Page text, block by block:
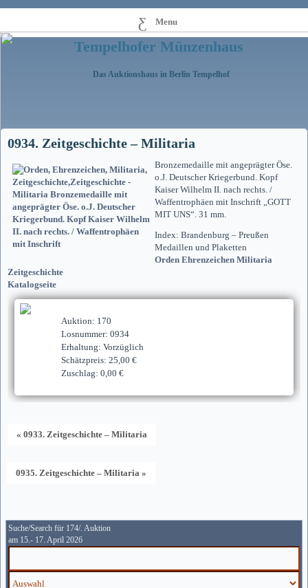
Menu
Tempelhofer Münzenhaus
Das Auktionshaus in Berlin Tempelhof
0934. Zeitgeschichte – Militaria
Bronzemedaille mit angeprägter Öse.
o.J. Deutscher Kriegerbund. Kopf
Kaiser Wilhelm II. nach rechts. /
Waffentrophäen mit Inschrift „GOTT
MIT UNS“. 31 mm.
Index: Brandenburg – Preußen
Medaillen und Plaketten
Orden Ehrenzeichen Militaria
Zeitgeschichte
Katalogseite
Auktion: 170
Losnummer: 0934
Erhaltung: Vorzüglich
Schätzpreis: 25,00 €
Zuschlag: 0,00 €
« 0933. Zeitgeschichte – Militaria
0935. Zeitgeschichte – Militaria »
Suche/Search für 174/. Auktion
am 15.- 17. April 2026